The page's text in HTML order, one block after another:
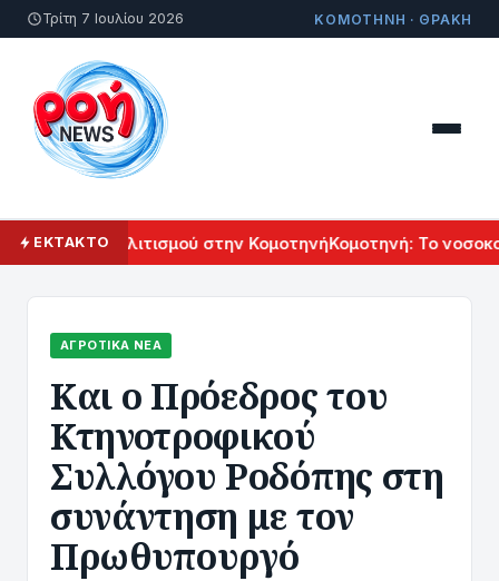
Τρίτη 7 Ιουλίου 2026 ΚΟΜΟΤΗΝΗ · ΘΡΑΚΗ
ΕΚΤΑΚΤΟΠολιτισμού στην ΚομοτηνήΚομοτηνή: Το
ΑΓΡΟΤΙΚΆ ΝΈΑ
Και ο Πρόεδρος του
Κτηνοτροφικού
Συλλόγου Ροδόπης στη
συνάντηση με τον
Πρωθυπουργό